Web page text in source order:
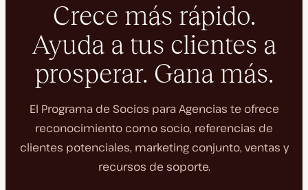
Crece más rápido.
Ayuda a tus clientes a
prosperar. Gana más.
El Programa de Socios para Agencias te ofrece
reconocimiento como socio, referencias de
clientes potenciales, marketing conjunto, ventas y
recursos de soporte.